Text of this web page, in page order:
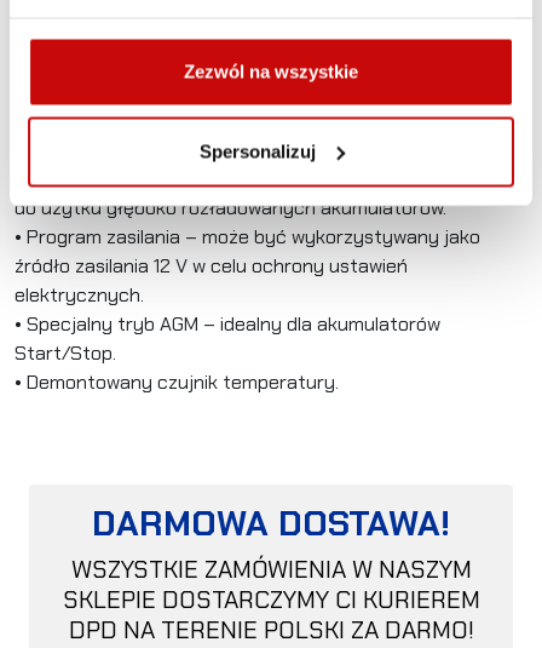
Zezwól na wszystkie
Spersonalizuj
odłączenie akumulatora od pojazdu bez utraty ważnych
• Ładuje akumulatory od 20 Ah do 200 Ah. Podtrzymuje
większe akumulatory o pojemności do 300 Ah.
• Program regeneracji – specjalny program przywracania
do użytku głęboko rozładowanych akumulatorów.
• Program zasilania – może być wykorzystywany jako
źródło zasilania 12 V w celu ochrony ustawień
elektrycznych.
• Specjalny tryb AGM – idealny dla akumulatorów
Start/Stop.
• Demontowany czujnik temperatury.
DARMOWA DOSTAWA!
WSZYSTKIE ZAMÓWIENIA W NASZYM
SKLEPIE DOSTARCZYMY CI KURIEREM
DPD NA TERENIE POLSKI ZA DARMO!